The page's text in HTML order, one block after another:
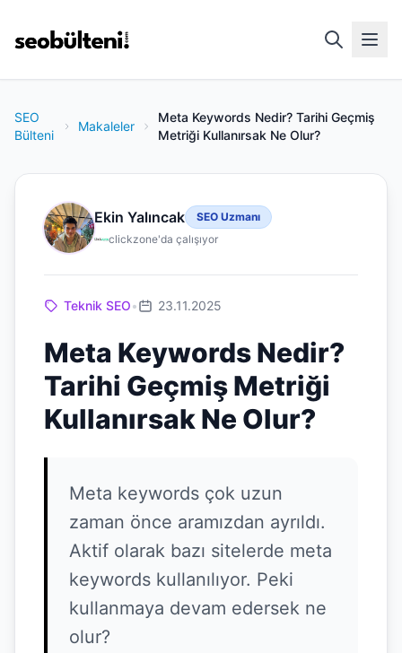
SEO
Bülteni
Makaleler
Meta Keywords Nedir? Tarihi Geçmiş
Metriği Kullanırsak Ne Olur?
Ekin Yalıncak
SEO Uzmanı
clickzone'da çalışıyor
Teknik SEO• 23.11.2025
Meta Keywords Nedir?
Tarihi Geçmiş Metriği
Kullanırsak Ne Olur?
Meta keywords çok uzun
zaman önce aramızdan ayrıldı.
Aktif olarak bazı sitelerde meta
keywords kullanılıyor. Peki
kullanmaya devam edersek ne
olur?